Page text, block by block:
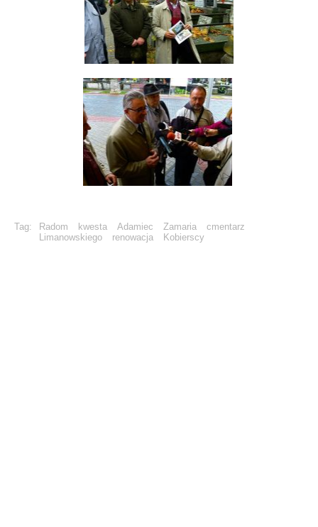
Tag: Radom kwesta Adamiec Zamaria
cmentarz
Limanowskiego
renowacja Kobierscy